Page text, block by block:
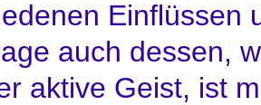
Einflüssen
auch dessen,
aktive Geist, ist